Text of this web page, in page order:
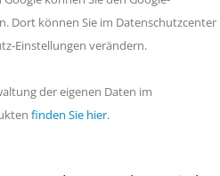
Dort können Sie im Datenschutzcenter
Einstellungen verändern.
der eigenen Daten im
finden Sie hier.